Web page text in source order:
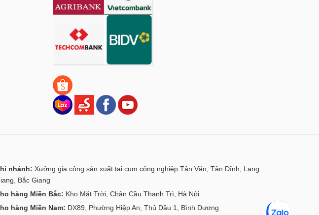
nhánh: Xưởng gia công sản xuất tại cụm công nghiệp Tân Văn, Tân Dĩnh, Lạng
Bắc Giang
hàng Miền Bắc: Kho Mặt Trời, Chân Cầu Thanh Trì, Hà Nội
hàng Miền Nam: DX89, Phường Hiệp An, Thủ Dầu 1, Bình Dương